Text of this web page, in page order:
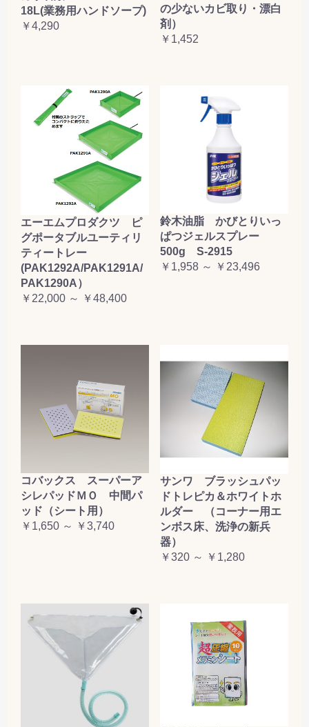
18L(業務用ハンドソープ)
￥4,290
の少ないカビ取り・漂白
剤）
￥1,452
エーエムプロダクツ ピ
グポータブルユーティリ
ティートレー
(PAK1292A/PAK1291A/
PAK1290A）
￥22,000 ～ ￥48,400
鈴木油脂 かびとりいっ
ぱつジェルスプレー
500g S-2915
￥1,958 ～ ￥23,496
コバックス スーパーア
シレパッドＭＯ 中間パ
ッド（シート用）
￥1,650 ～ ￥3,740
サンワ ブラッシュパッ
ドトレピカ＆ホワイトホ
ルダー （コーナー用エ
ンボス床、洗浄の新兵
器）
￥320 ～ ￥1,280